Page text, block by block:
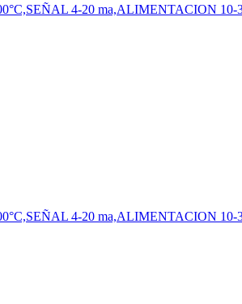
4-20 ma,ALIMENTACION
4-20 ma,ALIMENTACION